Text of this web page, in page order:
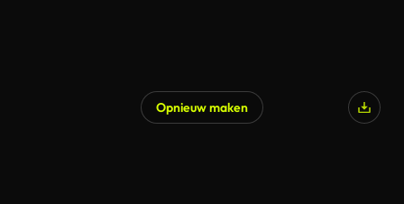
Opnieuw maken